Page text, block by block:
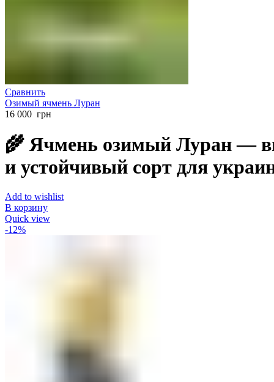
Сравнить
Озимый ячмень Луран
16 000 грн
🌾 Ячмень озимый Луран —
и устойчивый сорт для
Add to wishlist
В корзину
Quick view
-12%